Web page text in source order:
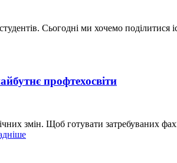
Сьогодні ми хочемо
профтехосвіти
змін. Щоб готувати затребуваних